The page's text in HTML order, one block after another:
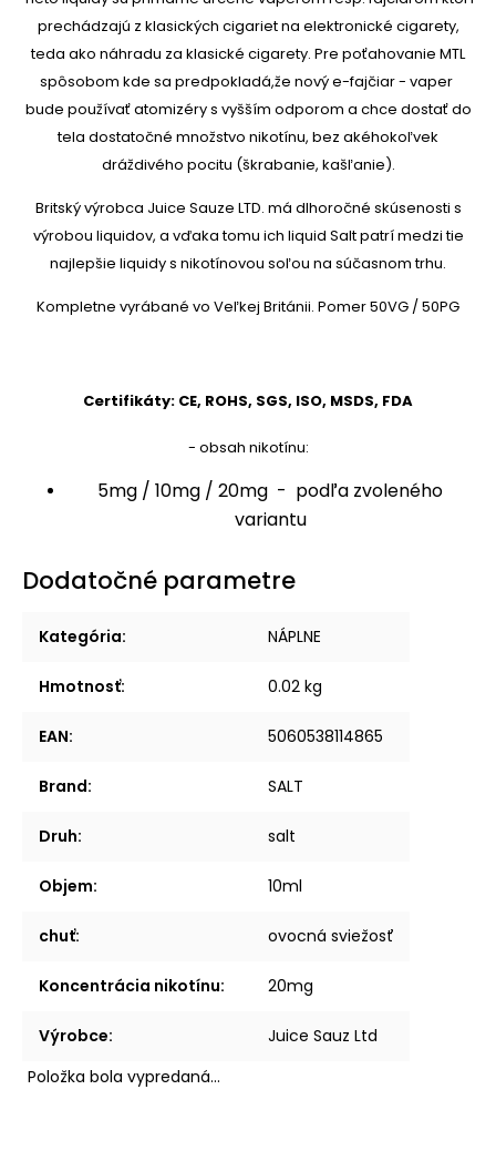
prechádzajú z klasických cigariet na elektronické cigarety,
teda ako náhradu za klasické cigarety. Pre poťahovanie MTL
spôsobom kde sa predpokladá,že nový e-fajčiar - vaper
bude používať atomizéry s vyšším odporom a chce dostať do
tela dostatočné množstvo nikotínu, bez akéhokoľvek
dráždivého pocitu (škrabanie, kašľanie).
Britský výrobca Juice Sauze LTD. má dlhoročné skúsenosti s
výrobou liquidov, a vďaka tomu ich liquid Salt patrí medzi tie
najlepšie liquidy s nikotínovou soľou na súčasnom trhu.
Kompletne vyrábané vo Veľkej Británii. Pomer 50VG / 50PG
Certifikáty: CE, ROHS, SGS, ISO, MSDS, FDA
- obsah nikotínu:
5mg / 10mg / 20mg - podľa zvoleného
variantu
Dodatočné parametre
Kategória: NÁPLNE
Hmotnosť: 0.02 kg
EAN: 5060538114865
Brand: SALT
Druh: salt
Objem: 10ml
chuť: ovocná sviežosť
Koncentrácia nikotínu: 20mg
Výrobce:
Juice Sauz Ltd
Položka bola vypredaná…